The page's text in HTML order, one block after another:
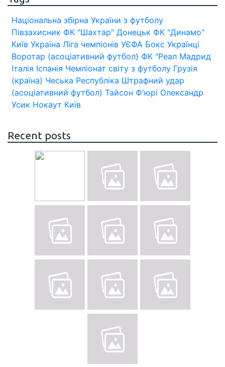
Національна збірна України з футболу
Півзахисник ФК "Шахтар" Донецьк ФК "Динамо"
Київ Україна Ліга чемпіонів УЄФА Бокс Українці
Воротар (асоціативний футбол) ФК "Реал Мадрид
Італія Іспанія Чемпіонат світу з футболу Грузія
(країна) Чеська Республіка Штрафний удар
(асоціативний футбол) Тайсон Ф'юрі Олександр
Усик Нокаут Київ
Recent posts